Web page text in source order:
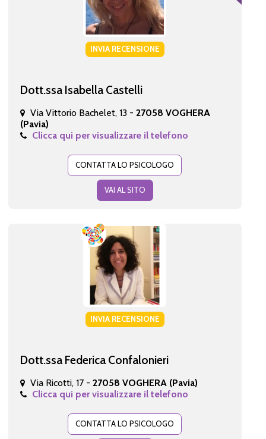
INVIA RECENSIONE
Dott.ssa Isabella Castelli
Via Vittorio Bachelet, 13 - 27058 VOGHERA
(Pavia)
Clicca qui per visualizzare il telefono
CONTATTA LO PSICOLOGO
VAI AL SITO
INVIA RECENSIONE
Dott.ssa Federica Confalonieri
Via Ricotti, 17 - 27058 VOGHERA (Pavia)
Clicca qui per visualizzare il telefono
CONTATTA LO PSICOLOGO